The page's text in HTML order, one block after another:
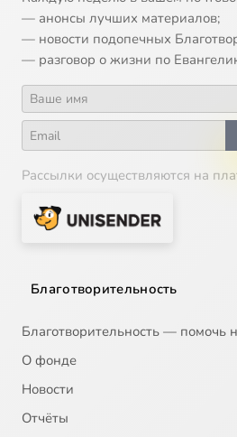
— анонсы лучших материалов;
— новости подопечных
— разговор о жизни по
Рассылки осуществляются на
Благотворительность
Благотворительность —
О фонде
Новости
Отчёты